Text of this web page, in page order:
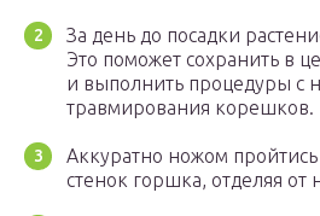
За день до посадки
Это поможет сохранить в
и выполнить процедуры с
травмирования корешков.
Аккуратно ножом
стенок горшка, отделяя от